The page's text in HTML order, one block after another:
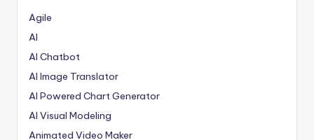
Agile
AI
AI Chatbot
AI Image Translator
AI Powered Chart Generator
AI Visual Modeling
Animated Video Maker